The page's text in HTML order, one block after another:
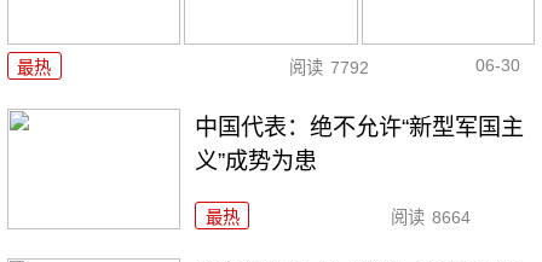
最热 阅读 7792 06-30
中国代表：绝不允许“新型军国主
义”成势为患
最热 阅读 8664